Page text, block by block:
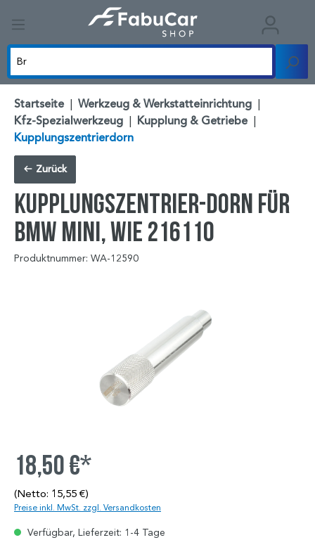
Startseite | Werkzeug & Werkstatteinrichtung |
Kfz-Spezialwerkzeug | Kupplung & Getriebe |
Kupplungszentrierdorn
Zurück
Kupplungszentrier-Dorn für
BMW Mini, wie 216110
Produktnummer: WA-12590
18,50 €*
(Netto: 15,55 €)
Preise inkl. MwSt. zzgl. Versandkosten
Verfügbar, Lieferzeit: 1-4 Tage